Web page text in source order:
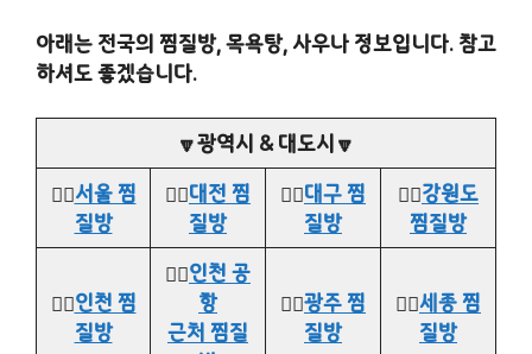
아래는 전국의 찜질방, 목욕탕, 사우나 정보입니다. 참고
하셔도 좋겠습니다.
🔽광역시 & 대도시🔽
👉🏻서울 찜
질방
👉🏻대전 찜
질방
👉🏻대구 찜
질방
👉🏻강원도
찜질방
👉🏻인천 찜
질방
👉🏻인천 공
항
근처 찜질
👉🏻광주 찜
질방
👉🏻세종 찜
질방